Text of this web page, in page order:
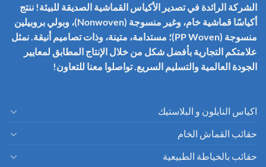
الشركة الرائدة في تصدير الأكياس القماشية الصديقة للبيئة! ننتج
أكياسًا قماشية خام، وغير منسوجة (Nonwoven)، وبولي بروبيلين
منسوجة (PP Woven)؛ مستدامة، متينة، وذات تصاميم أنيقة. نمثل
علامتكم التجارية بأفضل شكل من خلال الإنتاج المطابق لمعايير
الجودة العالمية والتسليم السريع. تواصلوا معنا للتعاون!
اكياس النايلون و البلاستيك
حقائب القماش الخام
حقائب بالخياطة الطبيعية